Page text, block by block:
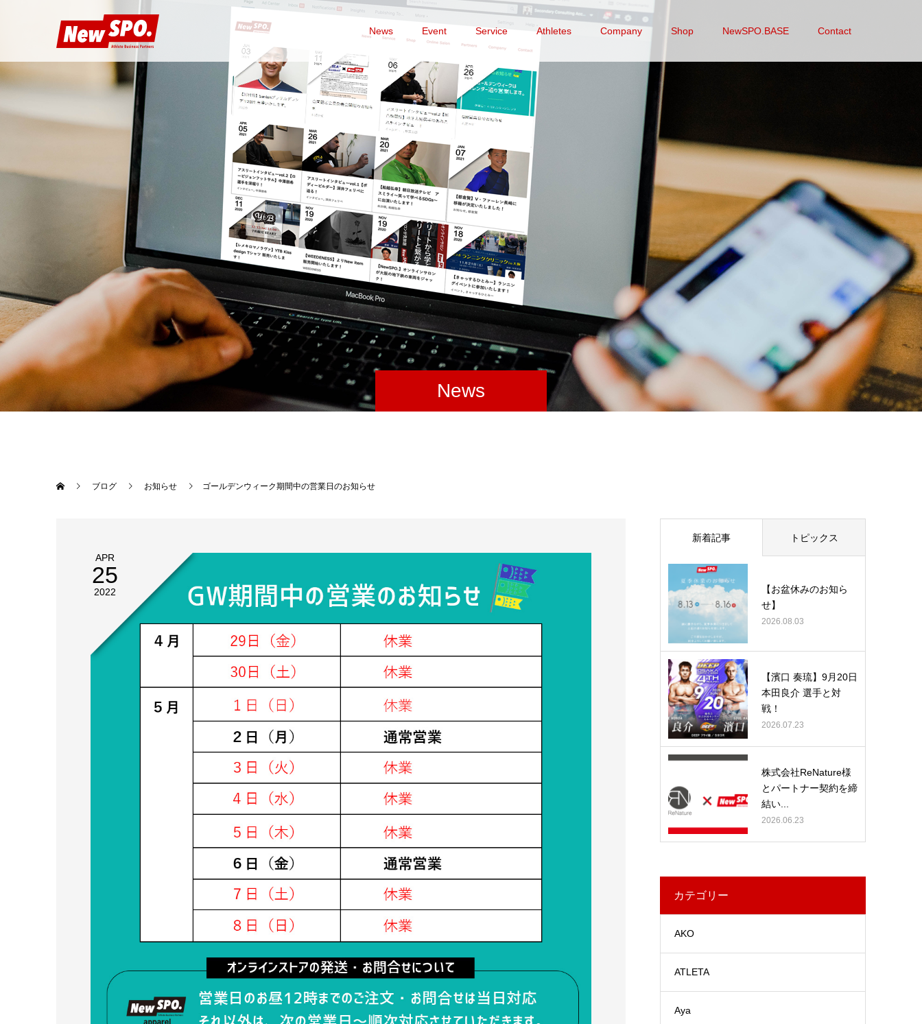
News Event Service Athletes Company Shop NewSPO.BASE Contact
News
ブログ お知らせ ゴールデンウィーク期間中の営業日のお知らせ
APR
25
2022
新着記事 トピックス
【お盆休みのお知ら
せ】
2026.08.03
【濱口 奏琉】9月20日
本田良介 選手と対
戦！
2026.07.23
株式会社ReNature様
とパートナー契約を締
結い...
2026.06.23
カテゴリー
AKO
ATLETA
Aya